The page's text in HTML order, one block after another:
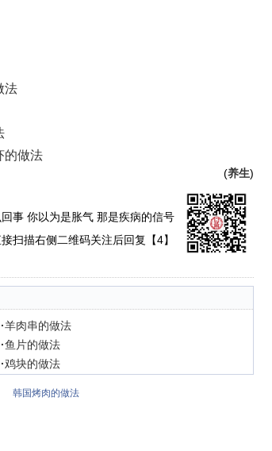
法
的做法
(养生)
事 你以为是胀气 那是疾病的信号
扫描右侧二维码关注后回复【4】
·羊肉串的做法
·鱼片的做法
·鸡块的做法
韩国烤肉的做法